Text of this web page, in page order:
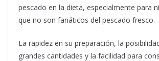
pescado en la dieta, especialmente para
que no son fanáticos del pescado fresco.
La rapidez en su preparación, la
grandes cantidades y la facilidad para